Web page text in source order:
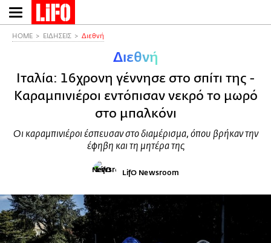
Παράκαμψη
προς
HOME ΕΙΔΗΣΕΙΣ Διεθνή
Διεθνή
Ιταλία: 16χρονη γέννησε στο σπίτι της -
Καραμπινιέροι εντόπισαν νεκρό το μωρό
στο μπαλκόνι
Οι καραμπινιέροι έσπευσαν στο διαμέρισμα, όπου βρήκαν την
έφηβη και τη μητέρα της
LifO Newsroom